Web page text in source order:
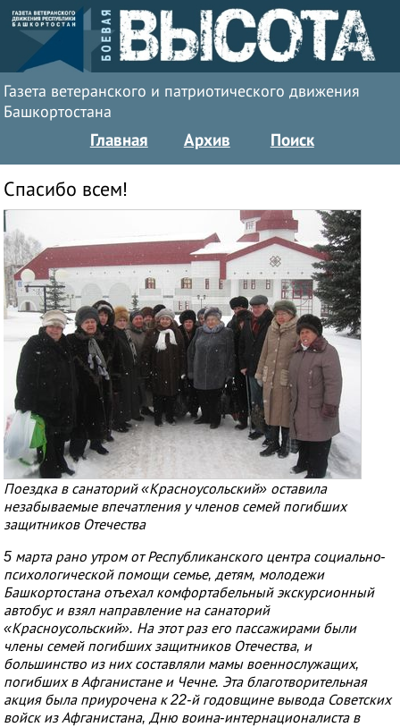
Газета ветеранского и патриотического движения
Башкортостана
Главная Архив Поиск
Спасибо всем!
Поездка в санаторий «Красноусольский» оставила
незабываемые впечатления у членов семей погибших
защитников Отечества
5 марта рано утром от Республиканского центра социально-
психологической помощи семье, детям, молодежи
Башкортостана отъехал комфортабельный экскурсионный
автобус и взял направление на санаторий
«Красноусольский». На этот раз его пассажирами были
члены семей погибших защитников Отечества, и
большинство из них составляли мамы военнослужащих,
погибших в Афганистане и Чечне. Эта благотворительная
акция была приурочена к 22-й годовщине вывода Советских
войск из Афганистана, Дню воина-интернационалиста в